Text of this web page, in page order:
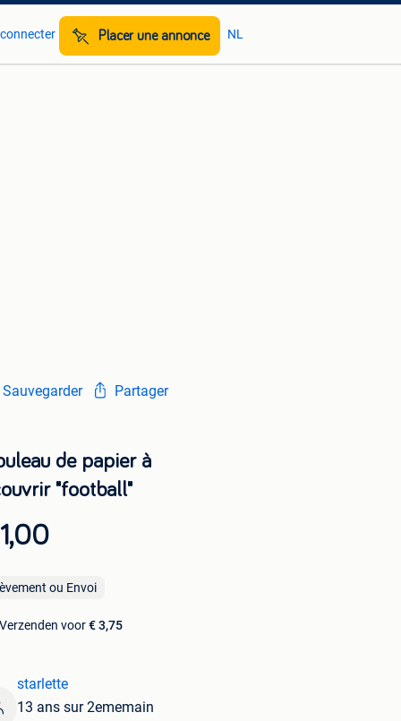
Placer une annonce NL
Sauvegarder Partager
de papier à
"football"
ou Envoi
Verzenden voor€ 3,75
starlette
13 ans sur 2ememain